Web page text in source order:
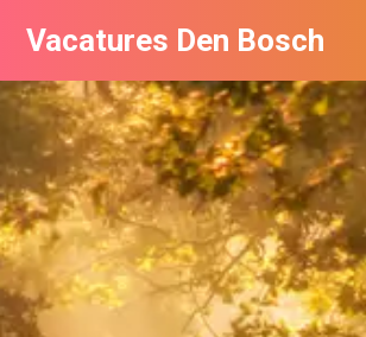
Vacatures Den Bosch
Vacatures per bedrijf in Den Bosch
De populairste vacatures in Den Bosch